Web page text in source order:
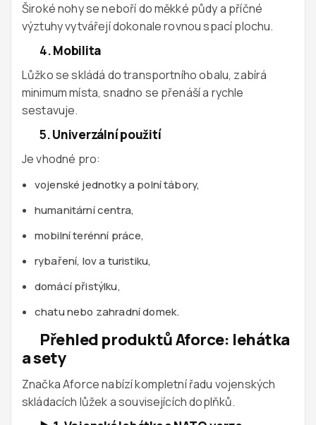
Široké nohy se neboří do měkké půdy a příčné
výztuhy vytvářejí dokonale rovnou spací plochu.
4.Mobilita
Lůžko se skládá do transportního obalu, zabírá
minimum místa, snadno se přenáší a rychle
sestavuje.
5.Univerzální použití
Je vhodné pro:
vojenské jednotky a polní tábory,
humanitární centra,
mobilní terénní práce,
rybaření, lov a turistiku,
domácí přistýlku,
chatu nebo zahradní domek.
Přehled produktů Aforce: lehátka
a sety
Značka Aforce nabízí kompletní řadu vojenských
skládacích lůžek a souvisejících doplňků.